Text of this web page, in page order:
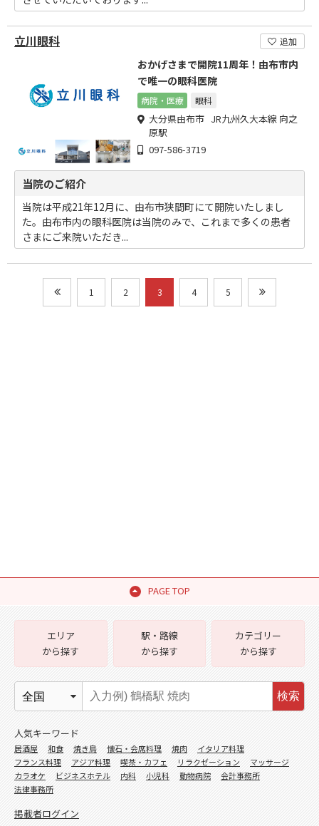
立川眼科 追加
おかげさまで開院11周年！由布市内
で唯一の眼科医院
病院・医療 眼科
大分県由布市 JR九州久大本線 向之
原駅
097-586-3719
当院のご紹介
当院は平成21年12月に、由布市狭間町にて開院いたしまし
た。由布市内の眼科医院は当院のみで、これまで多くの患者
さまにご来院いただき...
1 2 3 4 5
PAGE TOP
エリア
から探す
駅・路線
から探す
カテゴリー
から探す
検索
人気キーワード
居酒屋 和食 焼き鳥 懐石・会席料理 焼肉
イタリア料理
フランス料理
アジア料理 喫茶・カフェ リラクゼーション
マッサージ
カラオケ
ビジネスホテル 内科 小児科 動物病院
会計事務所
法律事務所
掲載者ログイン